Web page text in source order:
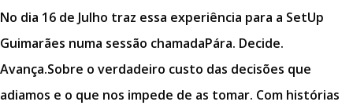
No dia 16 de Julho traz essa experiência para a SetUp
Guimarães numa sessão chamadaPára. Decide.
Avança.Sobre o verdadeiro custo das decisões que
adiamos e o que nos impede de as tomar. Com histórias